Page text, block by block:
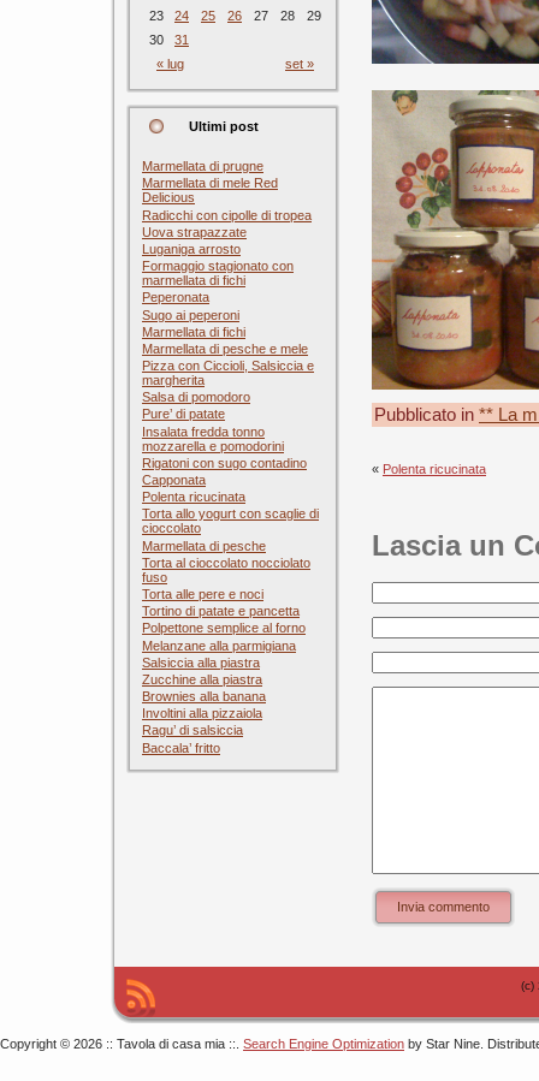
« lug set »
23
24 25 26 27 28
29
30
31
Ultimi post
Marmellata di prugne
Marmellata di mele Red
Delicious
Radicchi con cipolle di tropea
Uova strapazzate
Luganiga arrosto
Formaggio stagionato con
marmellata di fichi
Peperonata
Sugo ai peperoni
Marmellata di fichi
Marmellata di pesche e mele
Pizza con Ciccioli, Salsiccia e
margherita
Salsa di pomodoro
Pure’ di patate
Insalata fredda tonno
mozzarella e pomodorini
Rigatoni con sugo contadino
Capponata
Polenta ricucinata
Torta allo yogurt con scaglie di
cioccolato
Marmellata di pesche
Torta al cioccolato nocciolato
fuso
Torta alle pere e noci
Tortino di patate e pancetta
Polpettone semplice al forno
Melanzane alla parmigiana
Salsiccia alla piastra
Zucchine alla piastra
Brownies alla banana
Involtini alla pizzaiola
Ragu’ di salsiccia
Baccala’ fritto
Pubblicato in ** La
« Polenta ricucinata
Lascia un
Invia commento
(c)
Copyright © 2026 :: Tavola di casa mia ::. Search Engine Optimization by Star Nine.